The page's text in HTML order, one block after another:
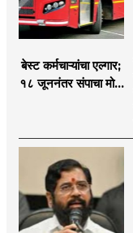
बेस्ट कर्मचाऱ्यांचा एल्गार;
१८ जूननंतर संपाचा मोठा